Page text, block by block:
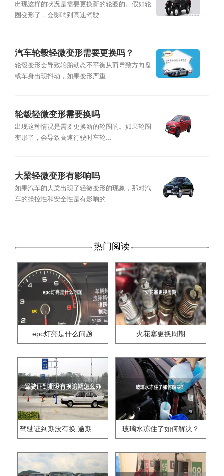
出现这样的状况是需要更换新的轮圈的。假如轮
圈变形了，会影响到高速驾驶...
汽车轮毂轻微变形需要更换吗？
轮毂变形会导致轮胎动态不平衡从而导致方向盘
或车身出现抖动，如果变形严重...
轮毂轻微变形需要换吗
出现这种情况是需要更换新的轮圈的。如果轮圈
变形了，会导致高速行驶时车轮...
大梁轻微变形有影响吗
如果汽车的大梁出现了轻微变形的现象，那对汽
车的操控性和安全性是有影响的...
热门阅读
epc灯亮是什么问题 火花塞更换周期
驾驶证到期没有换,逾期怎么办?? 玻璃水冻住了如何解决？